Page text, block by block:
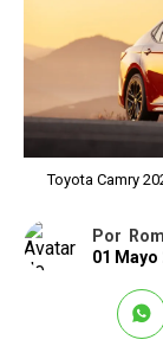
Toyota Camry
Por
01 Mayo